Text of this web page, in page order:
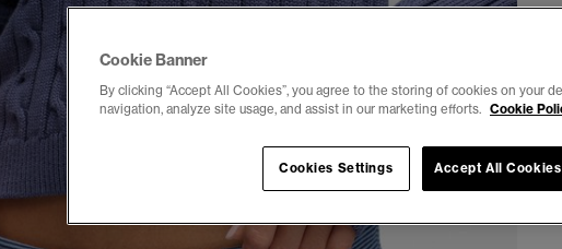
Cookie Banner
By clicking “Accept All Cookies”, you agree to the storing of cookies on your
navigation, analyze site usage, and assist in our marketing efforts. Cookie
Accept All Cookies
Cookies Settings